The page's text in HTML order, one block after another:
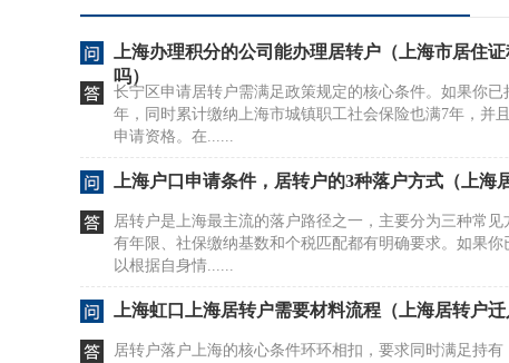
上海办理积分的公司能办理居转户（上海市居住
吗）
长宁区申请居转户需满足政策规定的核心条件。如果你
年，同时累计缴纳上海市城镇职工社会保险也满7年，并
申请资格。在......
上海户口申请条件，居转户的3种落户方式（上海
居转户是上海最主流的落户路径之一，主要分为三种常
有年限、社保缴纳基数和个税匹配都有明确要求。如果
以根据自身情......
上海虹口上海居转户需要材料流程（上海居转户
居转户落户上海的核心条件环环相扣，要求同时满足持有